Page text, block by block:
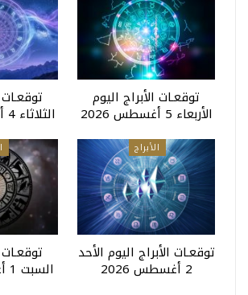
توقعـات الأبراج اليوم
الأربعاء 5 أغسطس 2026
توقعـات
الثلاثاء 4 أغسطس 2026
الأبراج
توقعـات الأبراج اليوم الأحد
2 أغسطس 2026
توقعـات
السبت 1 أغسطس 2026